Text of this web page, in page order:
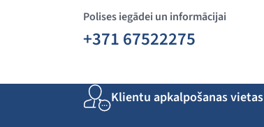
Polises iegādei un informācijai
+371 67522275
Klientu apkalpošanas vietas